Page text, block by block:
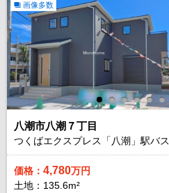
画像多数
八潮市八潮７丁目
つくばエクスプレス「八潮」駅バス
価格： 4,780万円
土地：135.6m²